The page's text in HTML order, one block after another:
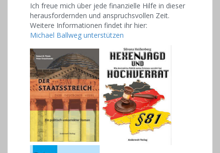
Ich freue mich über jede finanzielle Hilfe in dieser
herausfordernden und anspruchsvollen Zeit.
Weitere Informationen findet ihr hier:
Michael Ballweg unterstützen